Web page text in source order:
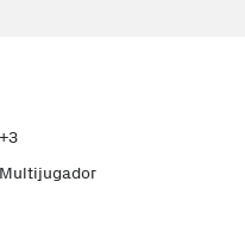
+3
Multijugador